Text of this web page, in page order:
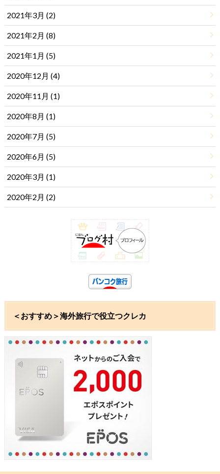
2021年3月 (2)
2021年2月 (8)
2021年1月 (5)
2020年12月 (4)
2020年11月 (1)
2020年8月 (1)
2020年7月 (5)
2020年6月 (5)
2020年3月 (1)
2020年2月 (2)
＜おすすめ＞海外旅行で役立つクレカ